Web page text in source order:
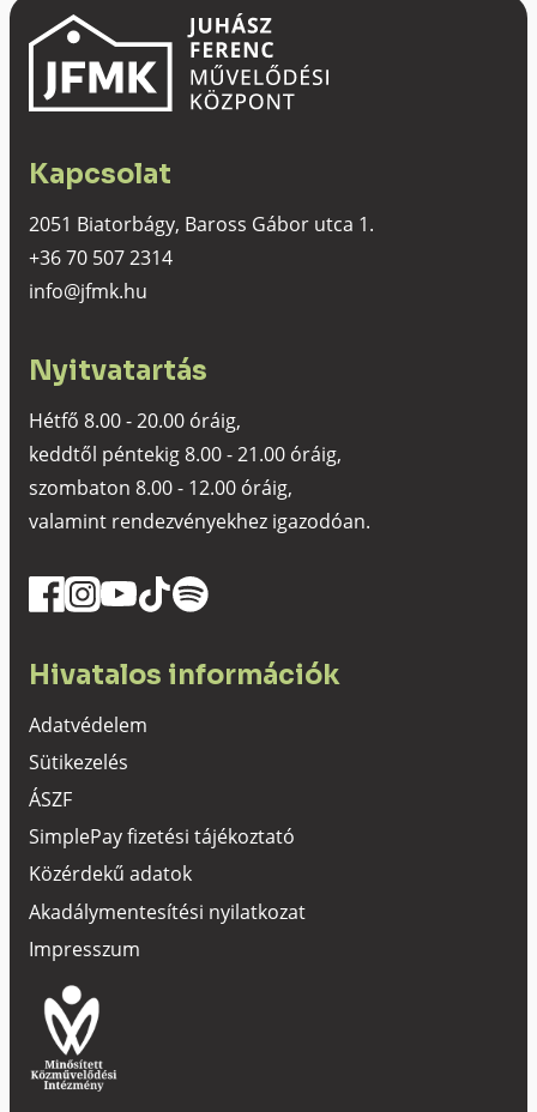
Kapcsolat
2051 Biatorbágy, Baross Gábor utca 1.
+36 70 507 2314
info@jfmk.hu
Nyitvatartás
Hétfő 8.00 - 20.00 óráig,
keddtől péntekig 8.00 - 21.00 óráig,
szombaton 8.00 - 12.00 óráig,
valamint rendezvényekhez igazodóan.
Hivatalos információk
Adatvédelem
Sütikezelés
ÁSZF
SimplePay fizetési tájékoztató
Közérdekű adatok
Akadálymentesítési nyilatkozat
Impresszum